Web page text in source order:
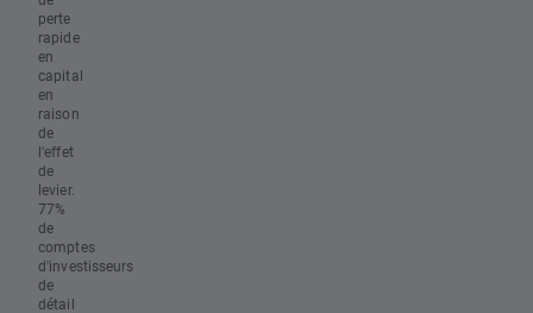
perte
rapide
en
capital
en
raison
de
l'effet
de
levier.
77%
de
comptes
d'investisseurs
de
détail